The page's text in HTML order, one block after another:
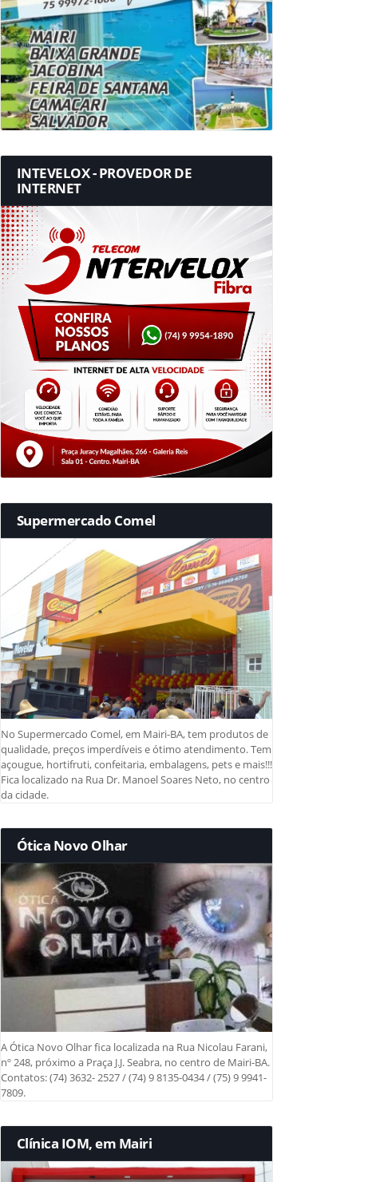
INTEVELOX - PROVEDOR DE
INTERNET
Supermercado Comel
No Supermercado Comel, em Mairi-BA, tem produtos de
qualidade, preços imperdíveis e ótimo atendimento. Tem
açougue, hortifruti, confeitaria, embalagens, pets e mais!!!
Fica localizado na Rua Dr. Manoel Soares Neto, no centro
da cidade.
Ótica Novo Olhar
A Ótica Novo Olhar fica localizada na Rua Nicolau Farani,
nº 248, próximo a Praça J.J. Seabra, no centro de Mairi-BA.
Contatos: (74) 3632- 2527 / (74) 9 8135-0434 / (75) 9 9941-
7809.
Clínica IOM, em Mairi